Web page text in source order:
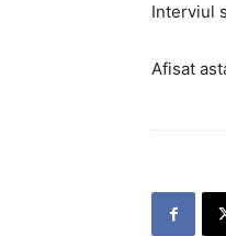
Interviul
Afisat